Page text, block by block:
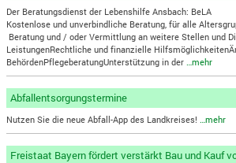
Der Beratungsdienst der Lebenshilfe Ansbach: BeLA
Kostenlose und unverbindliche Beratung, für alle
Beratung und / oder Vermittlung an weitere Stellen und
LeistungenRechtliche und finanzielle
BehördenPflegeberatungUnterstützung in der…mehr
Abfallentsorgungstermine
Nutzen Sie die neue Abfall-App des Landkreises!…mehr
Freistaat Bayern fördert verstärkt Bau und Kauf